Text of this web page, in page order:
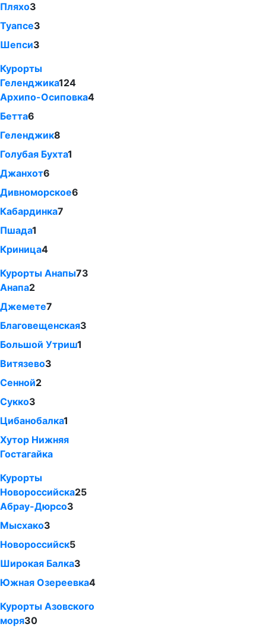
Пляхо3
Туапсе3
Шепси3
Курорты
Геленджика124
Архипо-Осиповка4
Бетта6
Геленджик8
Голубая Бухта1
Джанхот6
Дивноморское6
Кабардинка7
Пшада1
Криница4
Курорты Анапы73
Анапа2
Джемете7
Благовещенская3
Большой Утриш1
Витязево3
Сенной2
Сукко3
Цибанобалка1
Хутор Нижняя
Гостагайка
Курорты
Новороссийска25
Абрау-Дюрсо3
Мысхако3
Новороссийск5
Широкая Балка3
Южная Озереевка4
Курорты Азовского
моря30